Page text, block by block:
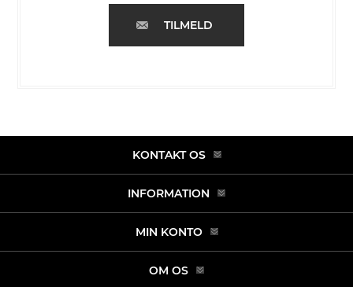
TILMELD
KONTAKT OS
INFORMATION
MIN KONTO
OM OS